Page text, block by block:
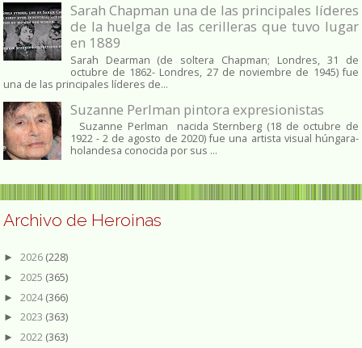
Sarah Chapman una de las principales líderes
de la huelga de las cerilleras que tuvo lugar
en 1889
Sarah Dearman (de soltera Chapman; Londres, 31 de
octubre de 1862​- Londres, 27 de noviembre de 1945)​ fue
una de las principales líderes de...
Suzanne Perlman pintora expresionistas
Suzanne Perlman nacida Sternberg (18 de octubre de
1922 - 2 de agosto de 2020) fue una artista visual húngara-
holandesa conocida por sus ...
Archivo de Heroinas
► 2026 (228)
► 2025 (365)
► 2024(366)
► 2023 (363)
► 2022 (363)